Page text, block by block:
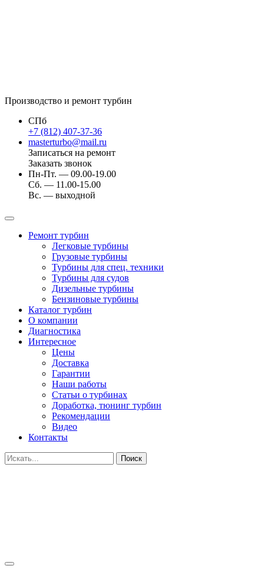
Производство и ремонт турбин
СПб
+7 (812) 407-37-36
masterturbo@mail.ru
Записаться на ремонт
Заказать звонок
Пн-Пт. — 09.00-19.00
Сб. — 11.00-15.00
Вс. — выходной
Ремонт турбин
Легковые турбины
Грузовые турбины
Турбины для спец. техники
Турбины для судов
Дизельные турбины
Бензиновые турбины
Каталог турбин
О компании
Диагностика
Интересное
Цены
Доставка
Гарантии
Наши работы
Статьи о турбинах
Доработка, тюнинг турбин
Рекомендации
Видео
Контакты
Поиск